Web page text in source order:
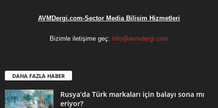
AVMDergi.com-Sector Media Bilişim Hizmetleri
Bizimle iletişime geç: info@avmdergi.com
DAHA FAZLA HABER
Rusya’da Türk markaları için balayı sona mı
eriyor?